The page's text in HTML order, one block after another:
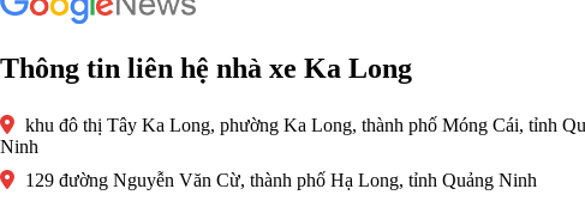
Thông tin liên hệ nhà xe Ka Long
khu đô thị Tây Ka Long, phường Ka Long, thành phố Móng Cái, tỉnh
Ninh
129 đường Nguyễn Văn Cừ, thành phố Hạ Long, tỉnh Quảng Ninh